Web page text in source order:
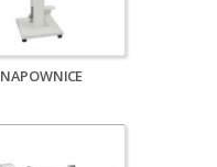
NAPOWNICE